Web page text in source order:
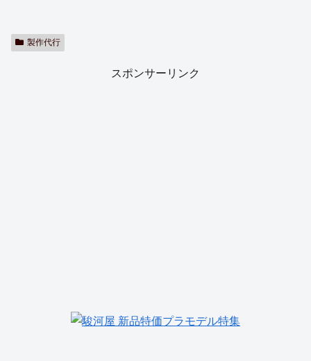
製作代行
スポンサーリンク